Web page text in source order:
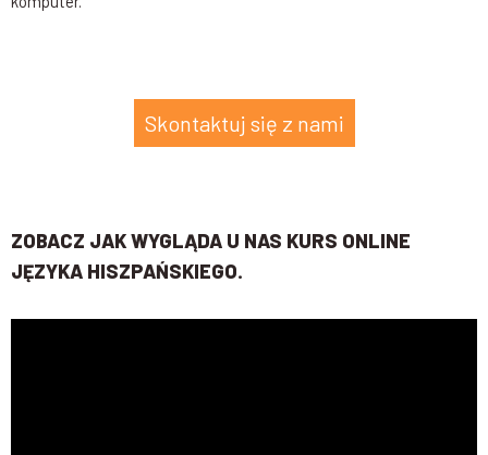
Skontaktuj się z nami
ZOBACZ JAK WYGLĄDA U NAS KURS ONLINE
JĘZYKA HISZPAŃSKIEGO.